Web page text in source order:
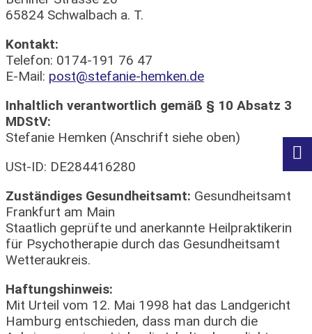
65824 Schwalbach a. T.
Kontakt:
Telefon: 0174-191 76 47
E-Mail: post@stefanie-hemken.de
Inhaltlich verantwortlich gemäß § 10 Absatz 3
MDStV:
Stefanie Hemken (Anschrift siehe oben)
USt-ID: DE284416280
Zuständiges Gesundheitsamt: Gesundheitsamt
Frankfurt am Main
Staatlich geprüfte und anerkannte Heilpraktikerin
für Psychotherapie durch das Gesundheitsamt
Wetteraukreis.
Haftungshinweis:
Mit Urteil vom 12. Mai 1998 hat das Landgericht
Hamburg entschieden, dass man durch die
